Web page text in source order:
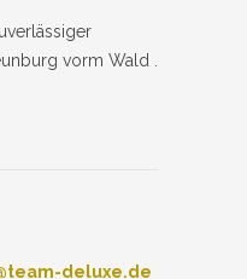
vorm Wald .
deluxe.de